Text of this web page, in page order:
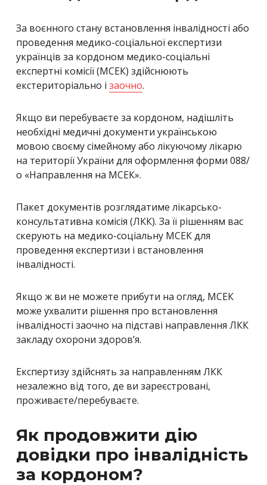
За воєнного стану встановлення інвалідності або
проведення медико-соціальної експертизи
українців за кордоном медико-соціальні
експертні комісії (МСЕК) здійснюють
екстериторіально і заочно.
Якщо ви перебуваєте за кордоном, надішліть
необхідні медичні документи українською
мовою своєму сімейному або лікуючому лікарю
на території України для оформлення форми 088/
о «Направлення на МСЕК».
Пакет документів розглядатиме лікарсько-
консультативна комісія (ЛКК). За її рішенням вас
скерують на медико-соціальну МСЕК для
проведення експертизи і встановлення
інвалідності.
Якщо ж ви не можете прибути на огляд, МСЕК
може ухвалити рішення про встановлення
інвалідності заочно на підставі направлення ЛКК
закладу охорони здоров’я.
Експертизу здійснять за направленням ЛКК
незалежно від того, де ви зареєстровані,
проживаєте/перебуваєте.
Як продовжити дію
довідки про інвалідність
за кордоном?